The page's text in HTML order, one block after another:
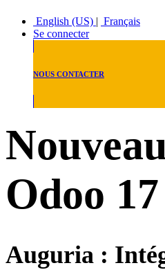
English (US) | Français
Se connecter
NOUS CONTACTER
Odoo 17
Auguria :